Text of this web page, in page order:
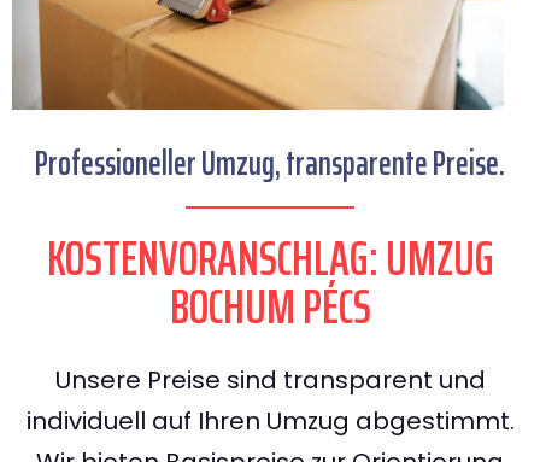
Professioneller Umzug, transparente Preise.
KOSTENVORANSCHLAG: UMZUG
BOCHUM PÉCS
Unsere Preise sind transparent und
individuell auf Ihren Umzug abgestimmt.